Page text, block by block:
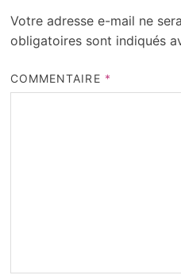
Votre adresse e-mail ne
obligatoires sont indiqués
COMMENTAIRE *